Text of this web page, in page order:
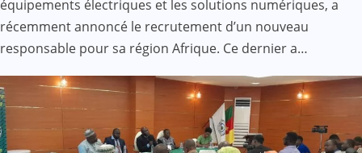
équipements électriques et les solutions numériques, a
récemment annoncé le recrutement d’un nouveau
responsable pour sa région Afrique. Ce dernier a…